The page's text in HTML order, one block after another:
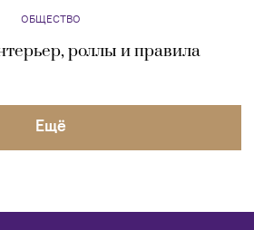
ОБЩЕСТВО
роллы и правила
Eщё